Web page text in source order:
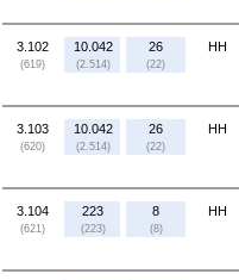
3.102
(619)
10.042
(2.514)
26
(22)
HH
3.103
(620)
10.042
(2.514)
26
(22)
HH
3.104
(621)
223
(223)
8
(8)
HH